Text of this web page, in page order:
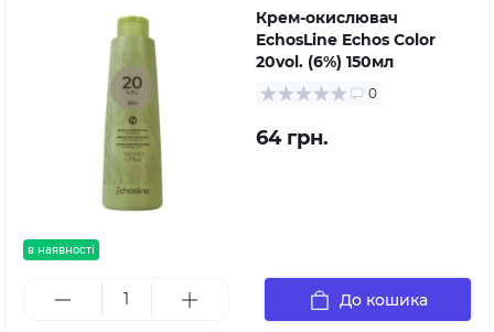
в наявності
Крем-окислювач
EchosLine Echos Color
20vol. (6%) 150мл
0
64 грн.
До кошика